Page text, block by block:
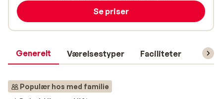
Generelt Værelsestyper Faciliteter
Populær hos med familie
Se priser